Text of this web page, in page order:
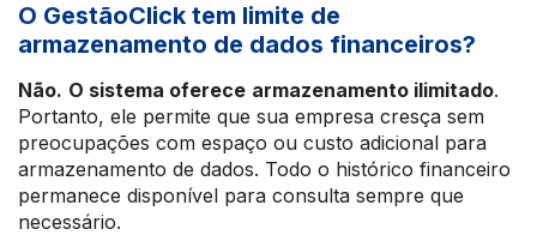
O GestãoClick tem limite de
armazenamento de dados financeiros?
Não. O sistema oferece armazenamento ilimitado.
Portanto, ele permite que sua empresa cresça sem
preocupações com espaço ou custo adicional para
armazenamento de dados. Todo o histórico financeiro
permanece disponível para consulta sempre que
necessário.